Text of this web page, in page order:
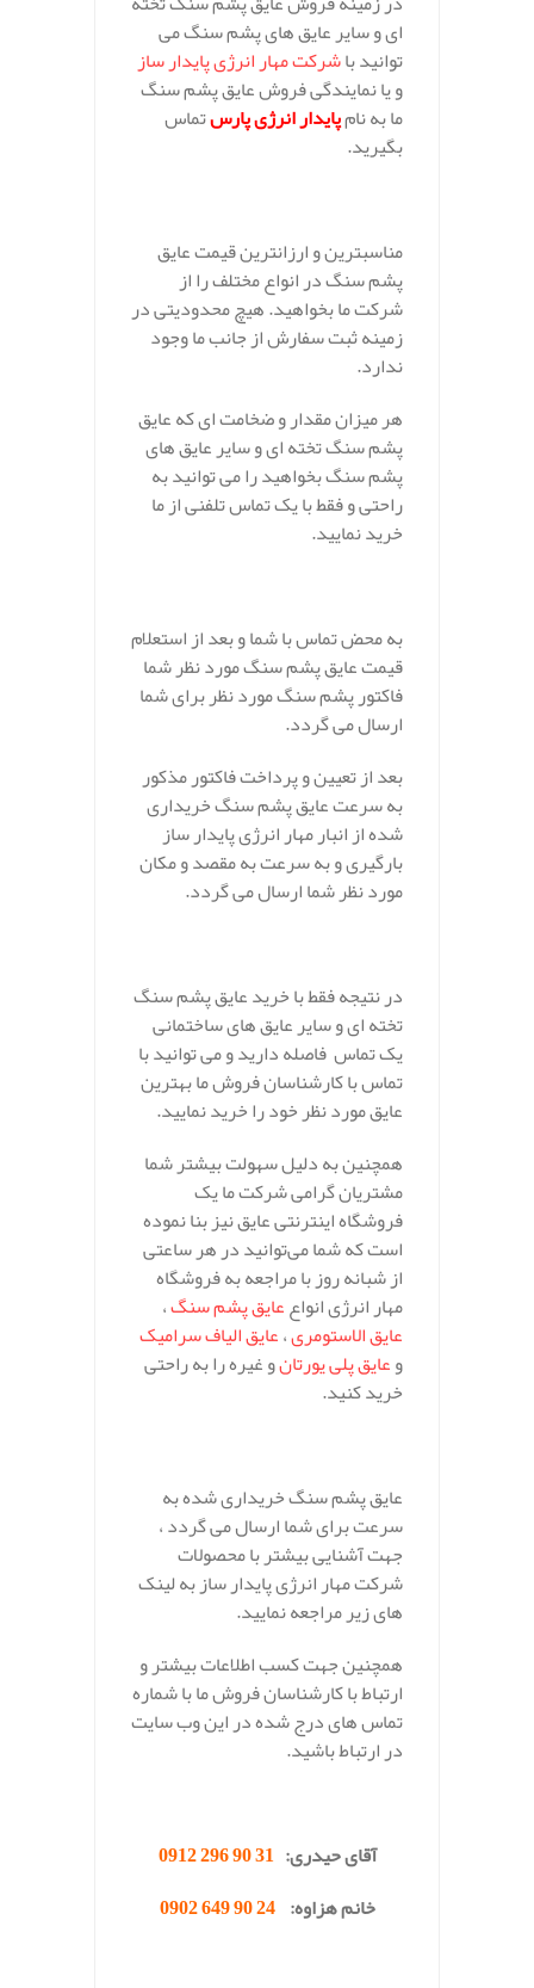
ای و سایر عایق های پشم سنگ می
توانید باشرکت مهار انرژی پایدار ساز
و یا نمایندگی فروش عایق پشم سنگ
ما به نامپایدار انرژی پارستماس
بگیرید.
مناسبترین و ارزانترین قیمت عایق
پشم سنگ در انواع مختلف را از
شرکت ما بخواهید. هیچ محدودیتی در
زمینه ثبت سفارش از جانب ما وجود
ندارد.
هر میزان مقدار و ضخامت ای که عایق
پشم سنگ تخته ای و سایر عایق های
پشم سنگ بخواهید را می توانید به
راحتی و فقط با یک تماس تلفنی از ما
خرید نمایید.
به محض تماس با شما و بعد از استعلام
قیمت عایق پشم سنگ مورد نظر شما
فاکتور پشم سنگ مورد نظر برای شما
ارسال می گردد.
بعد از تعیین و پرداخت فاکتور مذکور
به سرعت عایق پشم سنگ خریداری
شده از انبار مهار انرژی پایدار ساز
بارگیری و به سرعت به مقصد و مکان
مورد نظر شما ارسال می گردد.
در نتیجه فقط با خرید عایق پشم سنگ
تخته ای و سایر عایق های ساختمانی
یک تماس فاصله دارید و می توانید با
تماس با کارشناسان فروش ما بهترین
عایق مورد نظر خود را خرید نمایید.
همچنین به دلیل سهولت بیشتر شما
مشتریان گرامی شرکت ما یک
فروشگاه اینترنتی عایق نیز بنا نموده
است که شما می‌توانید در هر ساعتی
از شبانه روز با مراجعه به فروشگاه
مهار انرژی انواععایق پشم سنگ،
عایق الاستومری،عایق الیاف سرامیک
وعایق پلی یورتانو غیره را به راحتی
خرید کنید.
عایق پشم سنگ خریداری شده به
سرعت برای شما ارسال می گردد ،
جهت آشنایی بیشتر با محصولات
شرکت مهار انرژی پایدار ساز به لینک
های زیر مراجعه نمایید.
همچنین جهت کسب اطلاعات بیشتر و
ارتباط با کارشناسان فروش ما با شماره
تماس های درج شده در این وب سایت
در ارتباط باشید.
آقای حیدری: 31 90 296 0912
خانم هزاوه:24 90 649 0902